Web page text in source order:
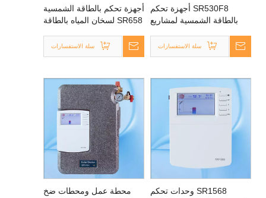
SR530F8 أجهزة تحكم
بالطاقة الشمسية لمشاريع
سلة الاستفسارات
أجهزة تحكم بالطاقة الشمسية
SR658 لسخان المياه بالطاقة
سلة الاستفسارات
SR1568 وحدات تحكم
محطة عمل ومحطات ضخ